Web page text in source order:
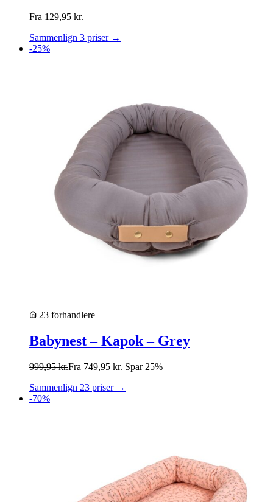
Fra 129,95 kr.
Sammenlign 3 priser →
-25%
23 forhandlere
Babynest – Kapok – Grey
999,95kr.Fra 749,95 kr. Spar 25%
Sammenlign 23 priser →
-70%